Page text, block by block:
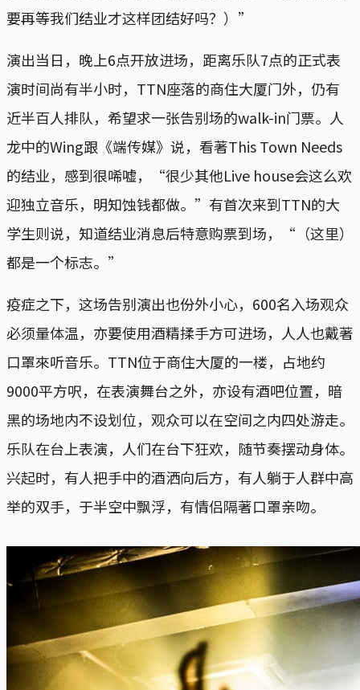
要再等我们结业才这样团结好吗？）”
演出当日，晚上6点开放进场，距离乐队7点的正式表
演时间尚有半小时，TTN座落的商住大厦门外，仍有
近半百人排队，希望求一张告别场的walk-in门票。人
龙中的Wing跟《端传媒》说，看著This Town Needs
的结业，感到很唏嘘，“很少其他Live house会这么欢
迎独立音乐，明知蚀钱都做。”有首次来到TTN的大
学生则说，知道结业消息后特意购票到场，“（这里）
都是一个标志。”
疫症之下，这场告别演出也份外小心，600名入场观众
必须量体温，亦要使用酒精揉手方可进场，人人也戴著
口罩來听音乐。TTN位于商住大厦的一楼，占地约
9000平方呎，在表演舞台之外，亦设有酒吧位置，暗
黑的场地内不设划位，观众可以在空间之内四处游走。
乐队在台上表演，人们在台下狂欢，随节奏摆动身体。
兴起时，有人把手中的酒洒向后方，有人躺于人群中高
举的双手，于半空中飘浮，有情侣隔著口罩亲吻。